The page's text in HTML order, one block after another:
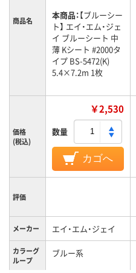
商品名 本商品：【ブルーシー
ト】 エイ・エム・ジェ
イ ブルーシート 中
薄 Kシート #2000タ
イプ BS-5472(K)
5.4×7.2m 1枚
価格
(税込)
￥2,530
数量
カゴへ
評価
メーカー エイ・エム・ジェイ
カラーグ
ループ
ブルー系